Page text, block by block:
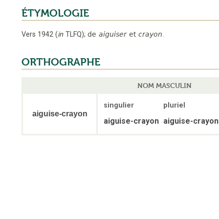
ÉTYMOLOGIE
Vers 1942 (in TLFQ); de aiguiser et crayon.
ORTHOGRAPHE
NOM MASCULIN
aiguise-crayon
singulier pluriel
aiguise-crayon aiguise-